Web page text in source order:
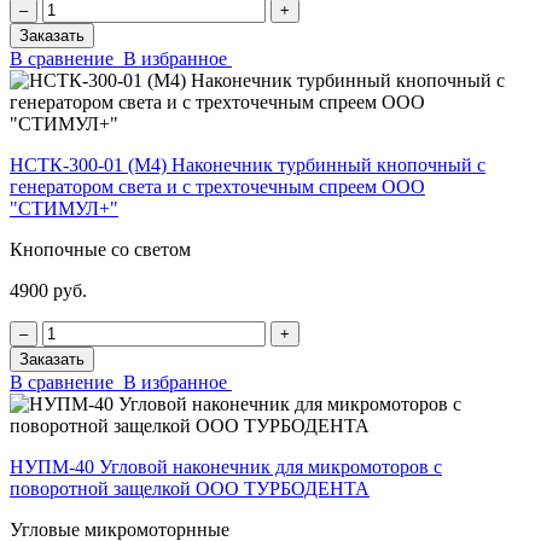
‒
+
Заказать
В сравнение В избранное
НСТК-300-01 (М4) Наконечник турбинный кнопочный с
генератором света и с трехточечным спреем ООО
"СТИМУЛ+"
Кнопочные со светом
4900 руб.
‒
+
Заказать
В сравнение В избранное
НУПМ-40 Угловой наконечник для микромоторов с
поворотной защелкой ООО ТУРБОДЕНТА
Угловые микромоторнные